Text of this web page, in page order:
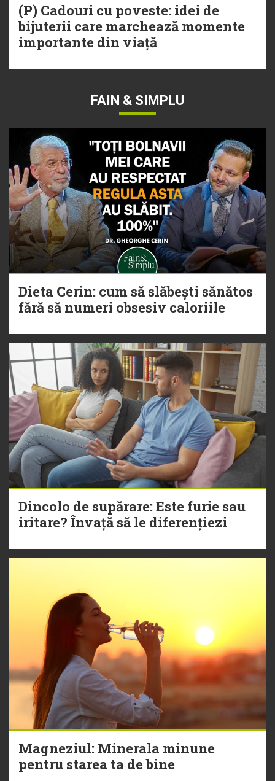
(P) Cadouri cu poveste: idei de
bijuterii care marchează momente
importante din viață
FAIN & SIMPLU
Dieta Cerin: cum să slăbești sănătos
fără să numeri obsesiv caloriile
Dincolo de supărare: Este furie sau
iritare? Învață să le diferențiezi
Magneziul: Minerala minune
pentru starea ta de bine